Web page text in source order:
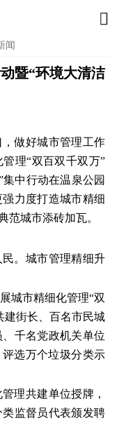

闻
暨“环境大清洁
做好城市管理工作
理“双百双千双万”
中行动在温泉公园
力度打造城市精细
范城市添砖加瓦。
。城市管理精细升
城市精细化管理“双
建街长、百名市民城
千名党政机关单位
选万个垃圾分类示
理共建单位授牌，
监督员代表颁发聘